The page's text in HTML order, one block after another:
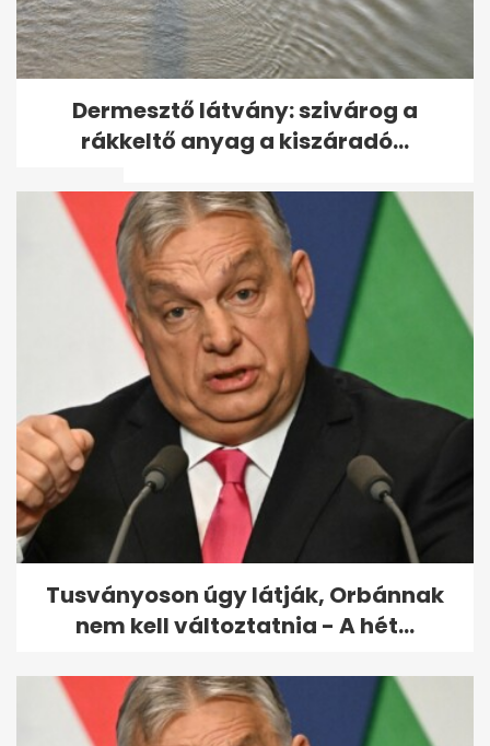
Tóth Gabi 2 hónappal a szülés
után bomba formában tért
vissza...
Helikopter-balesetben
meghalt az NBA-legenga,
Kobe Bryant
Dermesztő látvány: szivárog a
rákkeltő anyag a kiszáradó...
Tusványoson úgy látják, Orbánnak
nem kell változtatnia - A hét...